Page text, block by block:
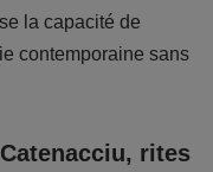
la capacité de
contemporaine sans
rites